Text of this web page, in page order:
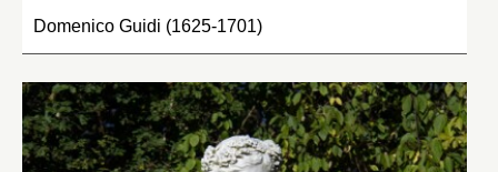
Domenico Guidi (1625-1701)